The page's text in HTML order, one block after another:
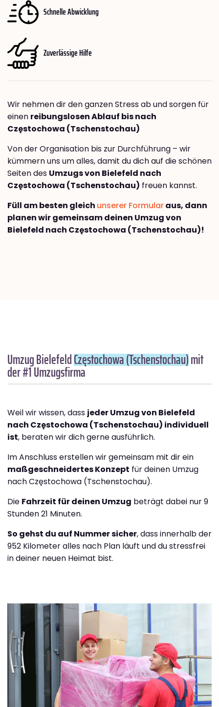
Schnelle Abwicklung
Zuverlässige Hilfe
Wir nehmen dir den ganzen Stress ab und sorgen für
einen reibungslosen Ablauf bis nach
Częstochowa (Tschenstochau)
Von der Organisation bis zur Durchführung – wir
kümmern uns um alles, damit du dich auf die schönen
Seiten des Umzugs von Bielefeld nach
Częstochowa (Tschenstochau) freuen kannst.
Füll am besten gleich unserer Formularaus, dann
planen wir gemeinsam deinen Umzug von
Bielefeld nach Częstochowa (Tschenstochau)!
Umzug BielefeldCzęstochowa (Tschenstochau)mit
der #1 Umzugsfirma
Weil wir wissen, dass jeder Umzug von Bielefeld
nach Częstochowa (Tschenstochau) individuell
ist, beraten wir dich gerne ausführlich.
Im Anschluss erstellen wir gemeinsam mit dir ein
maßgeschneidertes Konzept für deinen Umzug
nach Częstochowa (Tschenstochau).
Die Fahrzeit für deinen Umzug beträgt dabei nur 9
Stunden 21 Minuten.
So gehst du auf Nummer sicher, dass innerhalb der
952 Kilometer alles nach Plan läuft und du stressfrei
in deiner neuen Heimat bist.